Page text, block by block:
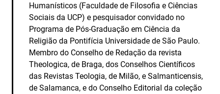
Humanísticos (Faculdade de Filosofia e Ciências
Sociais da UCP) e pesquisador convidado no
Programa de Pós-Graduação em Ciência da
Religião da Pontifícia Universidade de São Paulo.
Membro do Conselho de Redação da revista
Theologica, de Braga, dos Conselhos Científicos
das Revistas Teologia, de Milão, e Salmanticensis,
de Salamanca, e do Conselho Editorial da coleção